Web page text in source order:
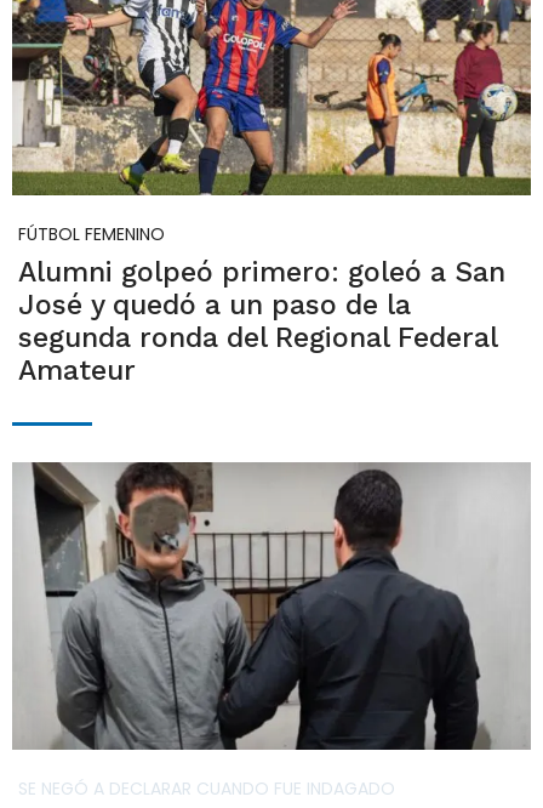
FÚTBOL FEMENINO
Alumni golpeó primero: goleó a San
José y quedó a un paso de la
segunda ronda del Regional Federal
Amateur
SE NEGÓ A DECLARAR CUANDO FUE INDAGADO